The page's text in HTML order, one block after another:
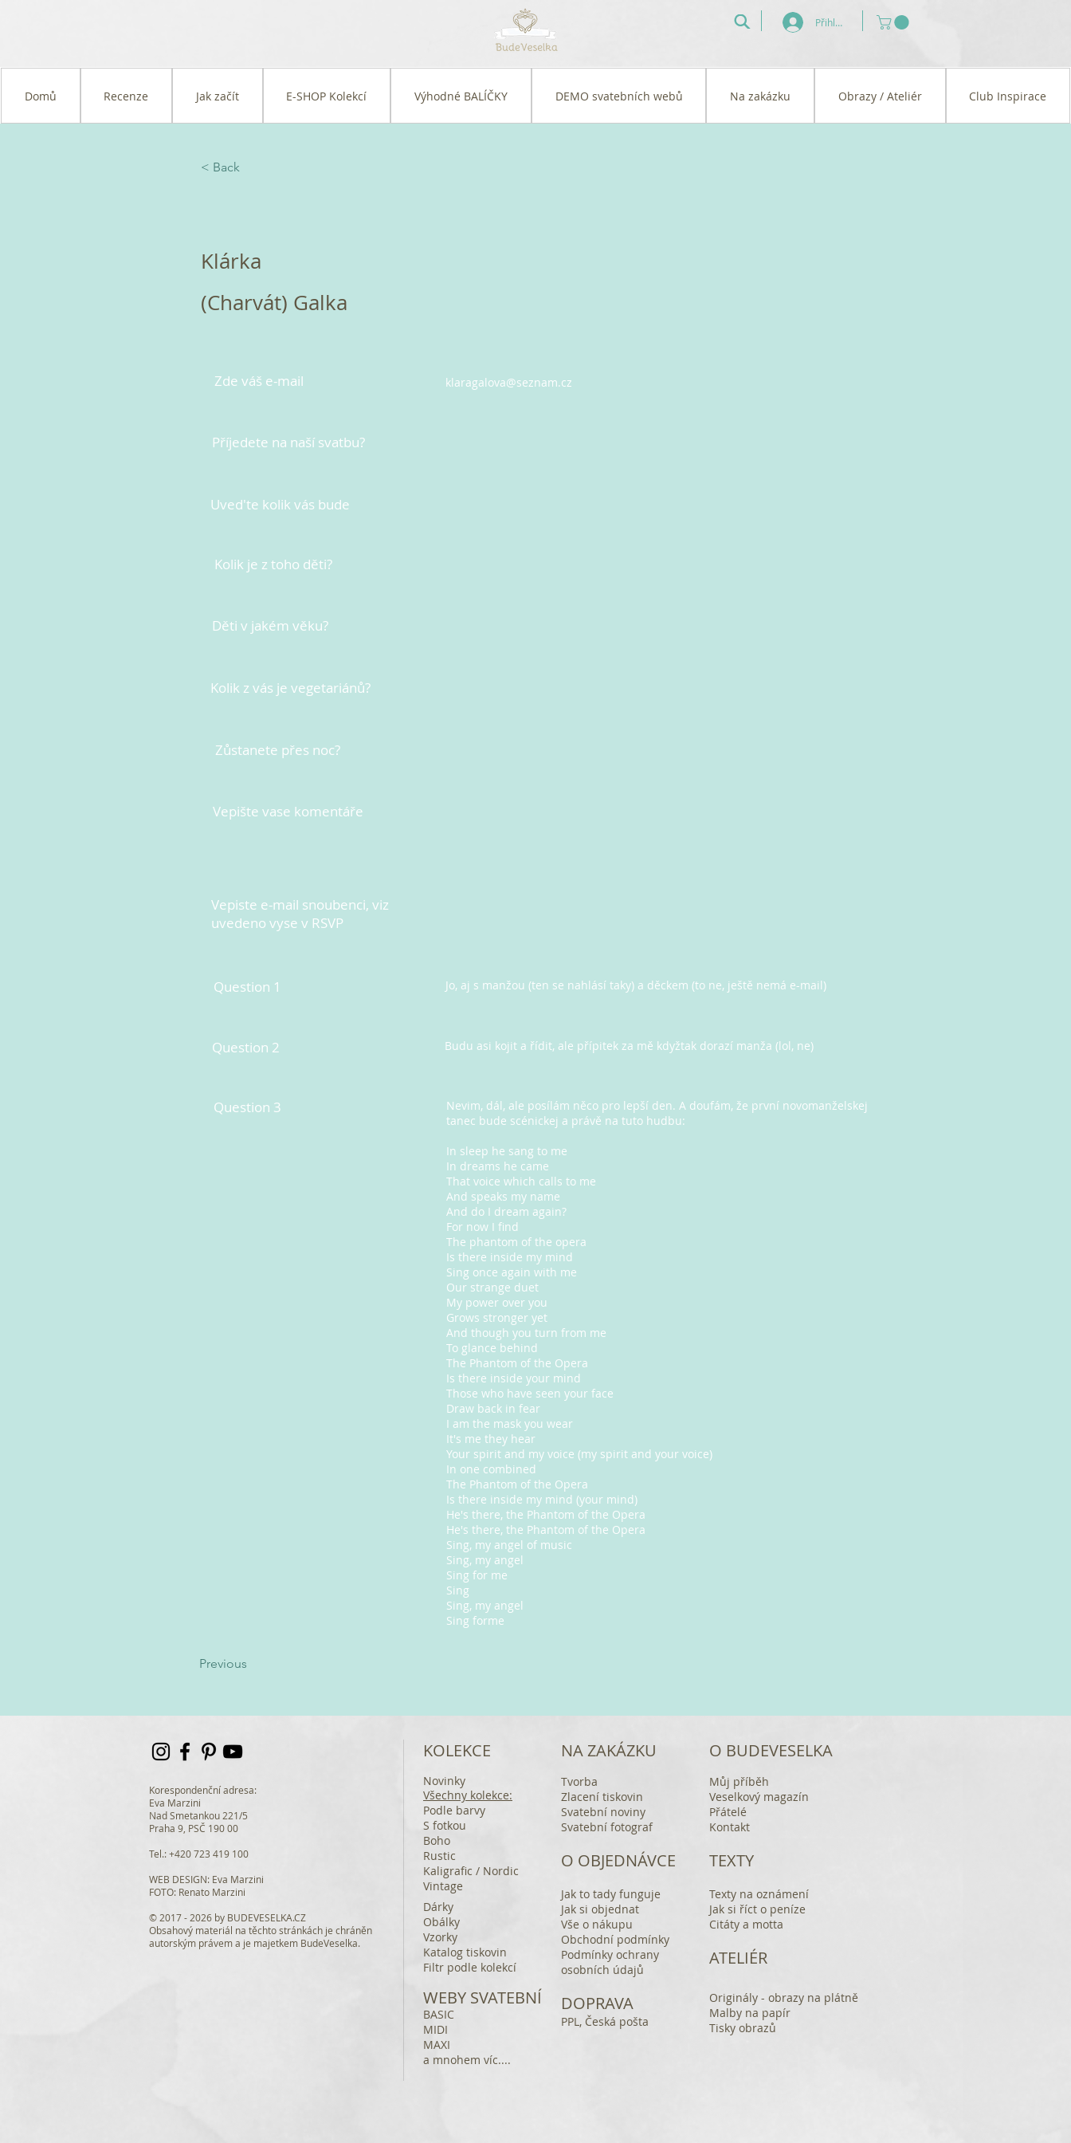
Přihlásit se
Domů Recenze Jak začít E-SHOP Kolekcí Výhodné BALÍČKY DEMO svatebních webů Na zakázku Obrazy / Ateliér Club Inspirace
< Back
Klárka
(Charvát) Galka
Zde váš e-mail klaragalova@seznam.cz
Příjedete na naší svatbu?
Uved'te kolik vás bude
Kolik je z toho děti?
Děti v jakém věku?
Kolik z vás je vegetariánů?
Zůstanete přes noc?
Vepište vase komentáře
Vepiste e-mail snoubenci, viz
uvedeno vyse v RSVP
Question 1 Jo, aj s manžou (ten se nahlásí taky) a děckem (to ne, ještě nemá e-mail)
Question 2 Budu asi kojit a řídit, ale přípitek za mě kdyžtak dorazí manža (lol, ne)
Question 3
Nevim, dál, ale posílám něco pro lepší den. A doufám, že první novomanželskej
tanec bude scénickej a právě na tuto hudbu:
In sleep he sang to me
In dreams he came
That voice which calls to me
And speaks my name
And do I dream again?
For now I find
The phantom of the opera
Is there inside my mind
Sing once again with me
Our strange duet
My power over you
Grows stronger yet
And though you turn from me
To glance behind
The Phantom of the Opera
Is there inside your mind
Those who have seen your face
Draw back in fear
I am the mask you wear
It's me they hear
Your spirit and my voice (my spirit and your voice)
In one combined
The Phantom of the Opera
Is there inside my mind (your mind)
He's there, the Phantom of the Opera
He's there, the Phantom of the Opera
Sing, my angel of music
Sing, my angel
Sing for me
Sing
Sing, my angel
Sing forme
Previous
Korespondenční adresa:
Eva Marzini
Nad Smetankou 221/5
Praha 9, PSČ 190 00
Tel.: +420 723 419 100
WEB DESIGN: Eva Marzini
FOTO: Renato Marzini
© 2017 - 2026 by BUDEVESELKA.CZ
Obsahový materiál na těchto stránkách je chráněn
autorským právem a je majetkem BudeVeselka.
KOLEKCE
Novinky
Všechny kolekce:
Podle barvy
S fotkou
Boho
Rustic
Kaligrafic / Nordic
Vintage
Dárky
Obálky
Vzorky
Katalog tiskovin
Filtr podle kolekcí
WEBY SVATEBNÍ
BASIC
MIDI
MAXI
a mnohem víc....
NA ZAKÁZKU
Tvorba
Zlacení tiskovin
Svatební noviny
Svatební fotograf
O OBJEDNÁVCE
Jak to tady funguje
Jak si objednat
Vše o nákupu
Obchodní podmínky
Podmínky ochrany
osobních údajů
DOPRAVA
PPL, Česká pošta
O BUDEVESELKA
Můj příběh
Veselkový magazín
Přátelé
Kontakt
TEXTY
Texty na oznámení
Jak si říct o peníze
Citáty a motta
ATELIÉR
Originály - obrazy na plátně
Malby na papír
Tisky obrazů